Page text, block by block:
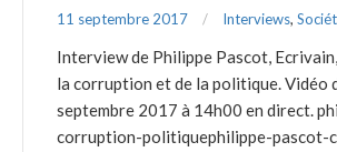
11 septembre 2017 Interviews,
Interview de Philippe Pascot,
la corruption et de la politique. Vidéo
septembre 2017 à 14h00 en direct.
corruption-politiquephilippe-pascot-